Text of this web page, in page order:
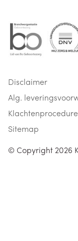
© Copyright 2026
Disclaimer
Alg.
Klachtenprocedure
Sitemap